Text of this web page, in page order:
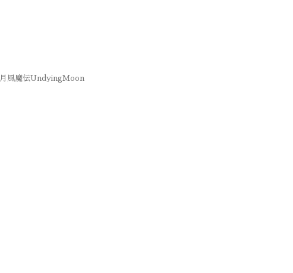
月風魔伝UndyingMoon